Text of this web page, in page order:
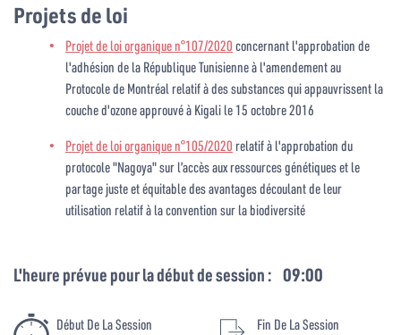
Projets de loi
Projet de loi organique n°107/2020concernant l'approbation de
l'adhésion de la République Tunisienne à l'amendement au
Protocole de Montréal relatif à des substances qui appauvrissent la
couche d'ozone approuvé à Kigali le 15 octobre 2016
Projet de loi organique n°105/2020relatif à l'approbation du
protocole "Nagoya" sur l’accès aux ressources génétiques et le
partage juste et équitable des avantages découlant de leur
utilisation relatif à la convention sur la biodiversité
L'heure prévue pour la début de session : 09:00
Début De La Session
Fin De La Session